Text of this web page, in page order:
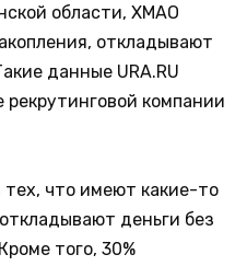
области, ХМАО
откладывают
данные URA.RU
компании
тех, что имеют какие-то
деньги без
того, 30%